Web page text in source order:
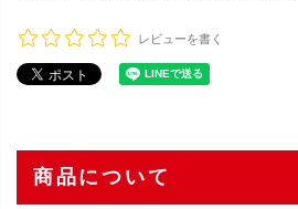
レビューを書く
商品について